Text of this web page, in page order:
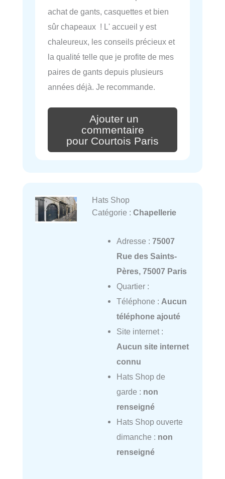
achat de gants, casquettes et bien
sûr chapeaux ! L' accueil y est
chaleureux, les conseils précieux et
la qualité telle que je profite de mes
paires de gants depuis plusieurs
années déjà. Je recommande.
Ajouter un
commentaire
pour Courtois Paris
Hats Shop
Catégorie : Chapellerie
Adresse : 75007
Rue des Saints-
Pères, 75007 Paris
Quartier :
Téléphone : Aucun
téléphone ajouté
Site internet :
Aucun site internet
connu
Hats Shop de
garde : non
renseigné
Hats Shop ouverte
dimanche : non
renseigné